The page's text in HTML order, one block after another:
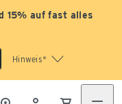
15% auf fast alles
Hinweis*